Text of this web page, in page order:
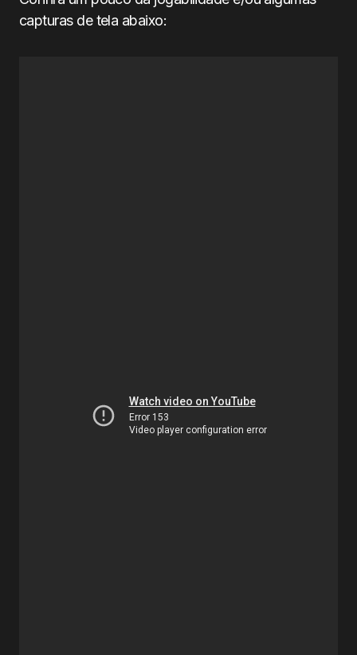
capturas de tela abaixo: